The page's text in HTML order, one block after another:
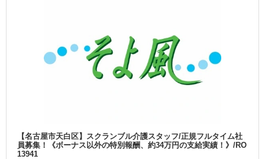
【名古屋市天白区】スクランブル介護スタッフ/正規フルタイム社
員募集！《ボーナス以外の特別報酬、約34万円の支給実績！》/RO
13941